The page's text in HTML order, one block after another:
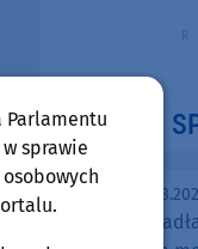
środa,
trwa.
Parlamentu
sprawie